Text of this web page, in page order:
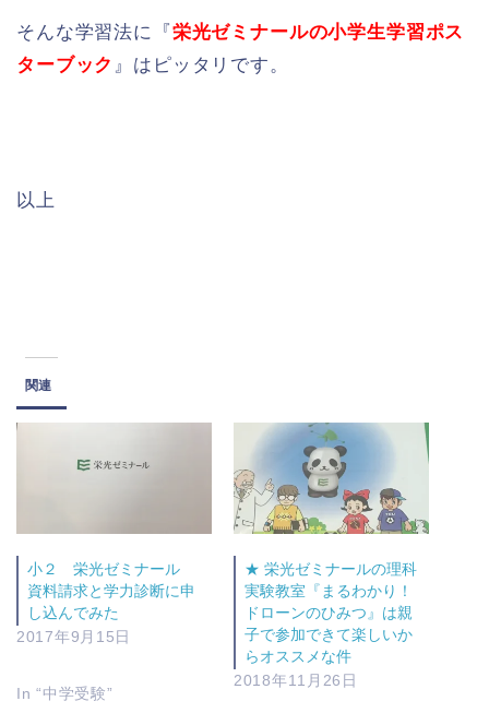
そんな学習法に『 栄光ゼミナールの小学生学習ポス
ターブック 』はピッタリです。
以上
関連
小２ 栄光ゼミナール
資料請求と学力診断に申
し込んでみた
2017年9月15日
In “中学受験”
★ 栄光ゼミナールの理科
実験教室『まるわかり！
ドローンのひみつ』は親
子で参加できて楽しいか
らオススメな件
2018年11月26日